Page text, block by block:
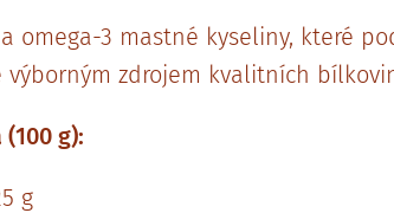
omega-3 mastné kyseliny, které
výborným zdrojem kvalitních
g):
g